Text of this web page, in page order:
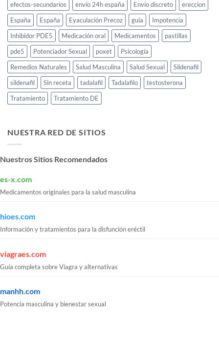
efectos-secundarios
envío 24h españa Envío discreto
ereccion
España
España Eyaculación Precoz guia
Impotencia
Inhibidor PDE5
Medicación oral Medicamentos
pastillas
pde5
Potenciador Sexual poxet
Psicología
Remedios Naturales
Salud Masculina Salud Sexual
Sildenafil
sildenafil
Sin receta tadalafil Tadalafilo
testosterona
Tratamiento
Tratamiento DE
NUESTRA RED DE SITIOS
Nuestros Sitios Recomendados
es-x.com
Medicamentos originales para la salud masculina
hioes.com
Información y tratamientos para la disfunción eréctil
viagraes.com
Guía completa sobre Viagra y alternativas
manhh.com
Potencia masculina y bienestar sexual